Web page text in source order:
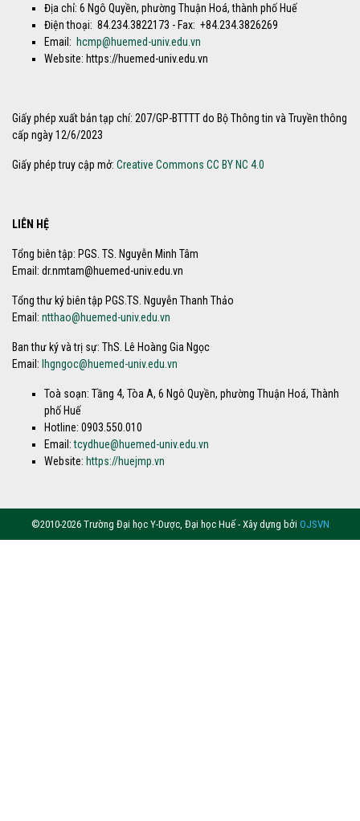
Địa chỉ: 6 Ngô Quyền, phường Thuận Hoá, thành phố Huế
Điện thoại: 84.234.3822173 - Fax: +84.234.3826269
Email: hcmp@huemed-univ.edu.vn
Website: https://huemed-univ.edu.vn
Giấy phép xuất bản tạp chí: 207/GP-BTTTT do Bộ Thông tin và Truyền thông
cấp ngày 12/6/2023
Giấy phép truy cập mở: Creative Commons CC BY NC 4.0
LIÊN HỆ
Tổng biên tập: PGS. TS. Nguyễn Minh Tâm
Email: dr.nmtam@huemed-univ.edu.vn
Tổng thư ký biên tập PGS.TS. Nguyễn Thanh Thảo
Email: ntthao@huemed-univ.edu.vn
Ban thư ký và trị sự: ThS. Lê Hoàng Gia Ngọc
Email: lhgngoc@huemed-univ.edu.vn
Toà soạn: Tầng 4, Tòa A, 6 Ngô Quyền, phường Thuận Hoá, Thành
phố Huế
Hotline: 0903.550.010
Email:tcydhue@huemed-univ.edu.vn
Website: https://huejmp.vn
©2010-2026 Trường Đại học Y-Dược, Đại học Huế - Xây dựng bởi OJSVN